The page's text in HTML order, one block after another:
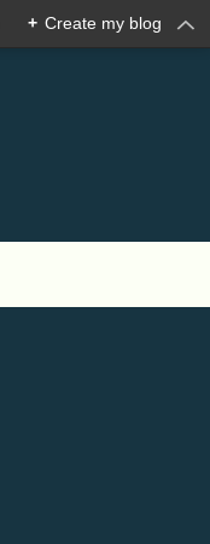
+ Create my blog